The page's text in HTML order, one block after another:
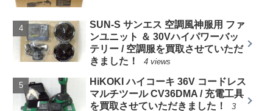
SUN-S サンエス 空調風神服用 ファ
ンユニット ＆ 30Vハイパワーバッ
テリー / 空調服を買取させていただ
きました！
4 views
HiKOKI ハイコーキ 36V コードレス
マルチツール CV36DMA / 充電工具
を買取させていただきました！
3